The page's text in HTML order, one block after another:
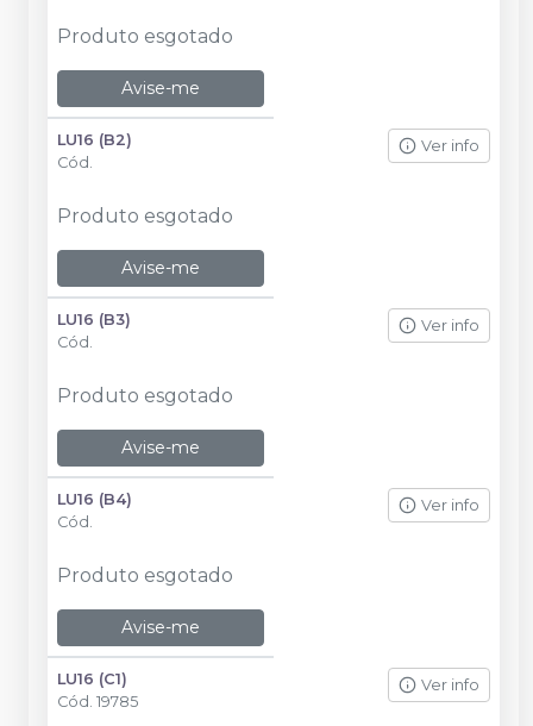
Produto esgotado
Avise-me
LU16 (B2)
Cód.
Ver info
Produto esgotado
Avise-me
LU16 (B3)
Cód.
Ver info
Produto esgotado
Avise-me
LU16 (B4)
Cód.
Ver info
Produto esgotado
Avise-me
LU16 (C1)
Cód. 19785
Ver info